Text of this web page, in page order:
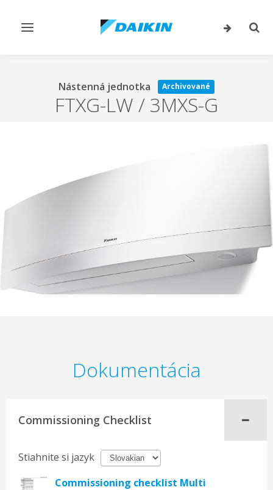
Prepnúť
Nástenná jednotka Archivované
FTXG-LW / 3MXS-G
Dokumentácia
Commissioning Checklist
Stiahnite si jazyk
Commissioning checklist Multi